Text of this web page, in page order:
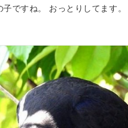
ですね。 おっとりしてます。